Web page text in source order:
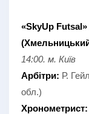
«SkyUp
14:00. м. Київ
Арбітри: Р.
обл.)
Хронометрист: